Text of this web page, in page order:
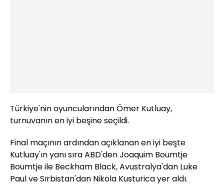
Türkiye'nin oyuncularından Ömer Kutluay,
turnuvanın en iyi beşine seçildi.
Final maçının ardından açıklanan en iyi beşte
Kutluay'ın yanı sıra ABD'den Joaquim Boumtje
Boumtje ile Beckham Black, Avustralya'dan Luke
Paul ve Sırbistan'dan Nikola Kusturica yer aldı.